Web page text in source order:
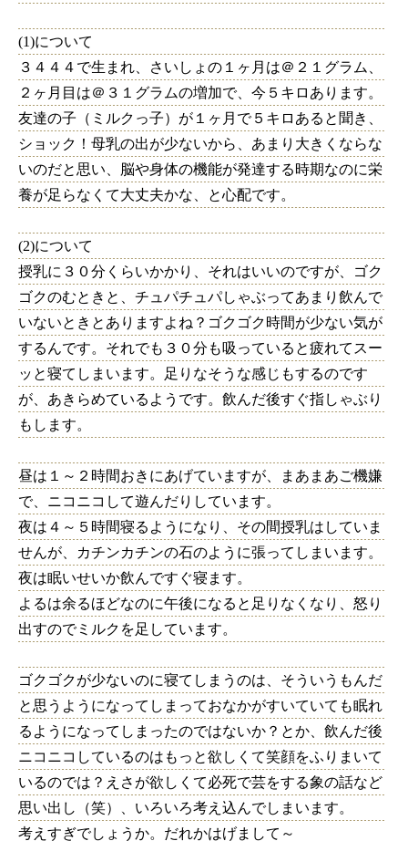
(1)について
３４４４で生まれ、さいしょの１ヶ月は＠２１グラム、
２ヶ月目は＠３１グラムの増加で、今５キロあります。
友達の子（ミルクっ子）が１ヶ月で５キロあると聞き、
ショック！母乳の出が少ないから、あまり大きくならな
いのだと思い、脳や身体の機能が発達する時期なのに栄
養が足らなくて大丈夫かな、と心配です。
(2)について
授乳に３０分くらいかかり、それはいいのですが、ゴク
ゴクのむときと、チュパチュパしゃぶってあまり飲んで
いないときとありますよね？ゴクゴク時間が少ない気が
するんです。それでも３０分も吸っていると疲れてスー
ッと寝てしまいます。足りなそうな感じもするのです
が、あきらめているようです。飲んだ後すぐ指しゃぶり
もします。
昼は１～２時間おきにあげていますが、まあまあご機嫌
で、ニコニコして遊んだりしています。
夜は４～５時間寝るようになり、その間授乳はしていま
せんが、カチンカチンの石のように張ってしまいます。
夜は眠いせいか飲んですぐ寝ます。
よるは余るほどなのに午後になると足りなくなり、怒り
出すのでミルクを足しています。
ゴクゴクが少ないのに寝てしまうのは、そういうもんだ
と思うようになってしまっておなかがすいていても眠れ
るようになってしまったのではないか？とか、飲んだ後
ニコニコしているのはもっと欲しくて笑顔をふりまいて
いるのでは？えさが欲しくて必死で芸をする象の話など
思い出し（笑）、いろいろ考え込んでしまいます。
考えすぎでしょうか。だれかはげまして～